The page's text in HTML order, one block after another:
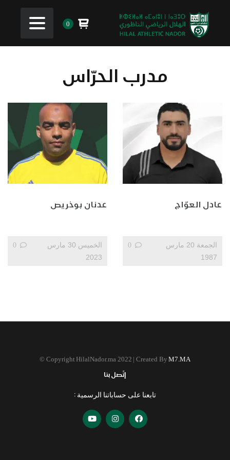
0
مدرب الحرّاس
عدنان بوخريص
الخميس 30 مارس
2023
0
عادل العوّاج
الجمعة 20 مارس
1987
0
Copyright HilalNador.ma 2022 | Created ByM7.MA
©
إتّصل بنا
تابعنا على حساباتنا الرسمية :